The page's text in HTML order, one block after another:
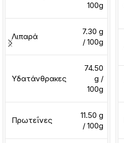
100g
Λιπαρά
7.30 g
/ 100g
Υδατάνθρακες
74.50
g /
100g
Πρωτεΐνες
11.50 g
/ 100g